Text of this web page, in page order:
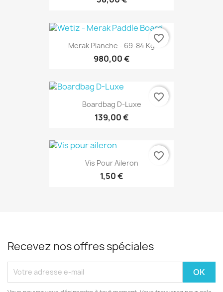
Merak Planche - 69-84 Kg
980,00 €
favorite_border
Boardbag D-Luxe
139,00 €
favorite_border
Vis Pour Aileron
1,50 €
favorite_border
Recevez nos offres spéciales